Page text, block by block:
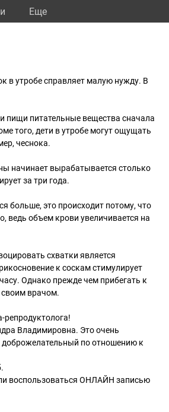
Eще
в утробе справляет малую нужду. В
пищи питательные вещества сначала
того, дети в утробе могут ощущать
чеснока.
начинает вырабатывается столько
за три года.
больше, это происходит потому, что
ведь объем крови увеличивается на
схватки является
к соскам стимулирует
Однако прежде чем прибегать к
своим врачом.
репродуктолога!
Владимировна. Это очень
по отношению к
воспользоваться ОНЛАЙН записью